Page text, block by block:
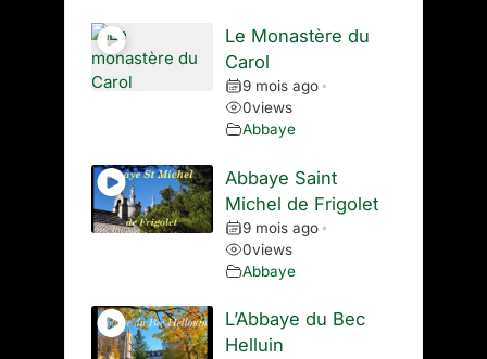
Le Monastère du
Carol
9 mois ago •
0views
Abbaye
Abbaye Saint
Michel de Frigolet
9 mois ago •
0views
Abbaye
L’Abbaye du Bec
Helluin